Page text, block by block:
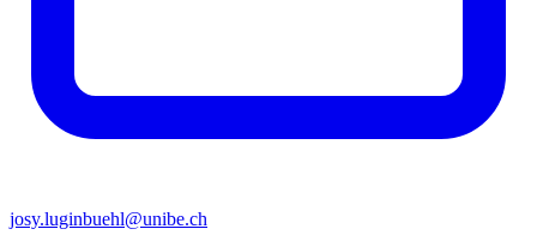
josy.luginbuehl@unibe.ch